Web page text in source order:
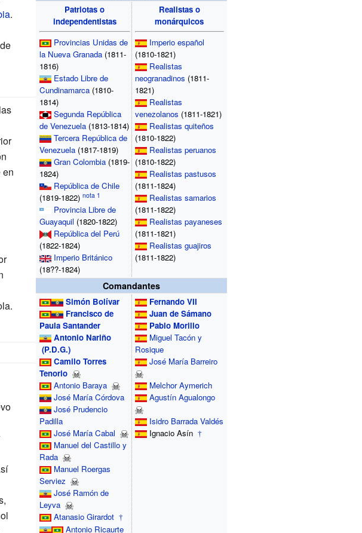
Patriotas o
independentistas
Provincias Unidas de
la Nueva Granada(1811-
1816)
Estado Libre de
Cundinamarca(1810-
1814)
Segunda República
de Venezuela(1813-1814)
Tercera República de
Venezuela(1817-1819)
Gran Colombia(1819-
1824)
República de Chile
(1819-1822)
Provincia Libre de
Guayaquil (1820-1822)
República del Perú
(1822-1824)
Imperio Británico
(18??-1824)
Realistas o
monárquicos
Imperio español
(1810-1821)
Realistas
neogranadinos (1811-
1821)
Realistas
venezolanos (1811-1821)
Realistas quiteños
(1810-1822)
Realistas peruanos
(1810-1822)
Realistas pastusos
(1811-1824)
Realistas samarios
(1811-1822)
Realistas payaneses
(1811-1821)
Realistas guajiros
(1811-1822)
Comandantes
Simón Bolívar
Francisco de
Paula Santander
Antonio Nariño
(P.D.G.)
Camilo Torres
Tenorio
Antonio Baraya
José María Córdova
José Prudencio
Padilla
José María Cabal
Manuel del Castillo y
Rada
Manuel Roergas
Serviez
José Ramón de
Leyva
Atanasio Girardot †
Antonio Ricaurte
Fernando VII
Juan de Sámano
Pablo Morillo
Miguel Tacón y
Rosique
José María Barreiro
Melchor Aymerich
Agustín Agualongo
Isidro Barrada Valdés
Ignacio Asín †
.
en